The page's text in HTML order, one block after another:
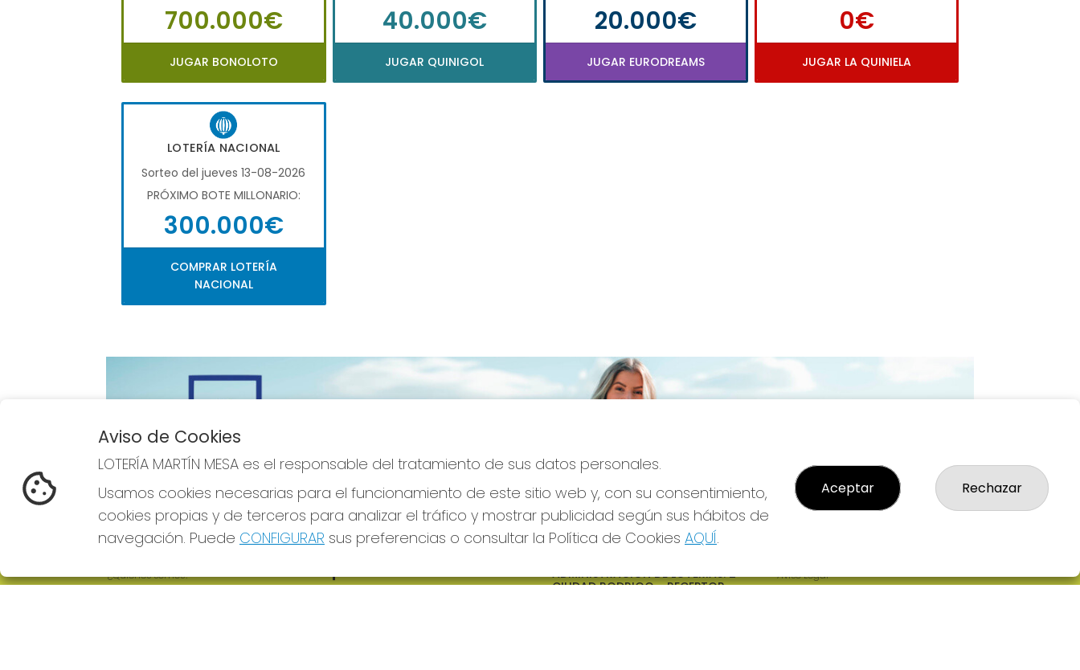
700.000€
JUGAR BONOLOTO
40.000€
JUGAR QUINIGOL
20.000€
JUGAR EURODREAMS
0€
JUGAR LA QUINIELA
LOTERÍA NACIONAL
Sorteo del jueves 13-08-2026
PRÓXIMO BOTE MILLONARIO:
300.000€
COMPRAR LOTERÍA
NACIONAL
Imagen anterior
LOTERÍA MARTÍN MESA
¿Quiénes somos?
REDES SOCIALES
ADMINISTRACION DE LOTERIAS: 2-
CIUDAD RODRIGO - RECEPTOR
Aviso Legal
Aviso de Cookies
LOTERÍA MARTÍN MESA es el responsable del tratamiento de sus datos personales.
Usamos cookies necesarias para el funcionamiento de este sitio web y, con su consentimiento,
cookies propias y de terceros para analizar el tráfico y mostrar publicidad según sus hábitos de
navegación. Puede CONFIGURAR sus preferencias o consultar la Política de Cookies AQUÍ.
Aceptar Rechazar